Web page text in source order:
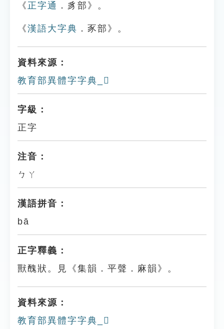
《 正字通 ．豸部》。
《漢語大字典 ．豕部》。
資料來源：
教育部異體字字典_𧲧
字級：
正字
注音：
ㄅㄚ
漢語拼音：
bā
正字釋義：
獸醜狀。見《集韻．平聲．麻韻》。
資料來源：
教育部異體字字典_𧲧